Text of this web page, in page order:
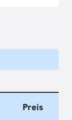
Preis